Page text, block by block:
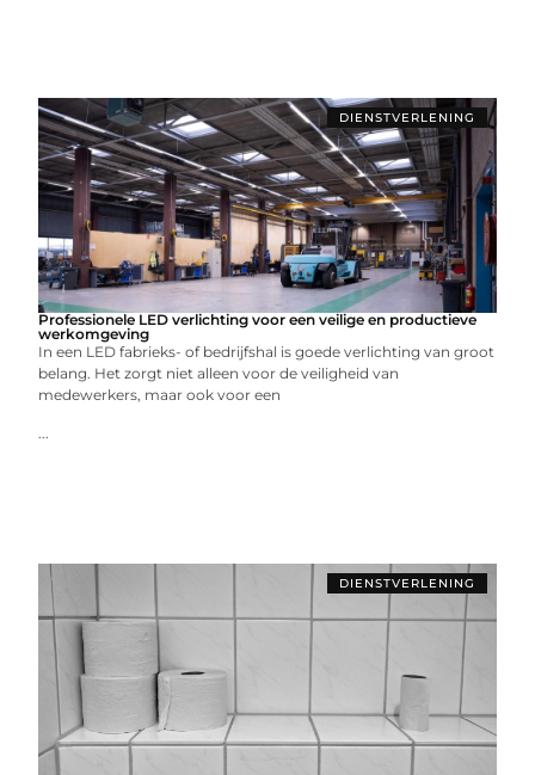
DIENSTVERLENING
Professionele LED verlichting voor een veilige en productieve
werkomgeving
In een LED fabrieks- of bedrijfshal is goede verlichting van groot
belang. Het zorgt niet alleen voor de veiligheid van
medewerkers, maar ook voor een
...
DIENSTVERLENING